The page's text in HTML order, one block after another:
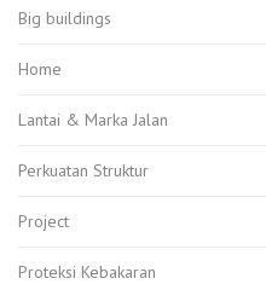
Big buildings
Home
Lantai & Marka Jalan
Perkuatan Struktur
Project
Proteksi Kebakaran